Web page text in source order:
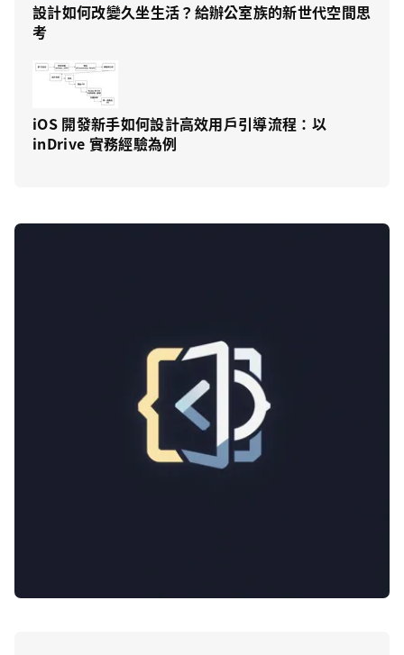
設計如何改變久坐生活？給辦公室族的新世代空間思
考
iOS 開發新手如何設計高效用戶引導流程：以
inDrive 實務經驗為例